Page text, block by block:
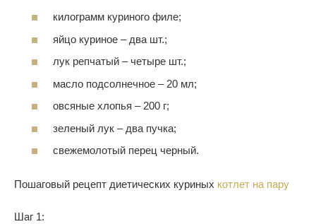
килограмм куриного филе;
яйцо куриное – два шт.;
лук репчатый – четыре шт.;
масло подсолнечное – 20 мл;
овсяные хлопья – 200 г;
зеленый лук – два пучка;
свежемолотый перец черный.
Пошаговый рецепт диетических куриных котлет на пару
Шаг 1: